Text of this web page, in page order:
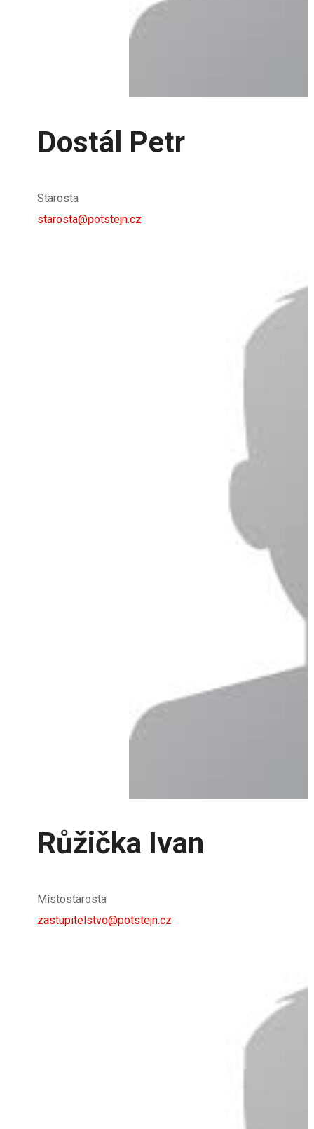
Dostál Petr
Starosta
starosta@potstejn.cz
Růžička Ivan
Místostarosta
zastupitelstvo@potstejn.cz